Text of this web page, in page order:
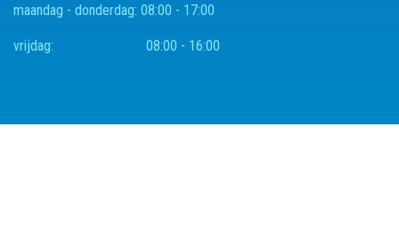
maandag - donderdag: 08:00 - 17:00
vrijdag: 08:00 - 16:00